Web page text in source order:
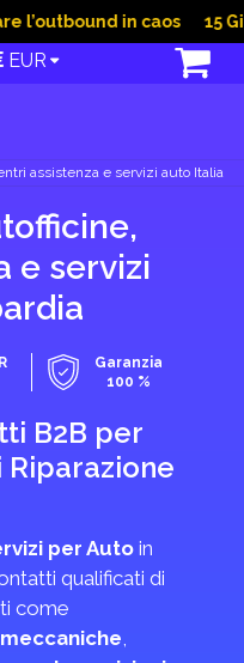
in caos 15 Giu
EUR
assistenza e servizi auto Italia
e servizi
Garanzia
100 %
B2B per
Riparazione
per Auto in
qualificati di
come
,